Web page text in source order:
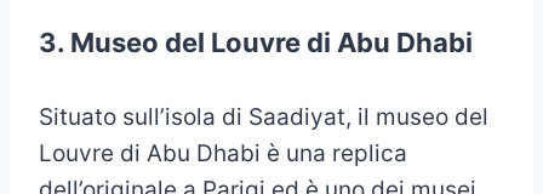
3. Museo del Louvre di Abu Dhabi
Situato sull’isola di Saadiyat, il museo del
Louvre di Abu Dhabi è una replica